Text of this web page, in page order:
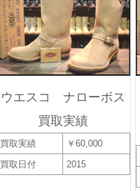
ウエスコ ナローボス
買取実績
買取実績
￥60,000
買取日付
2015